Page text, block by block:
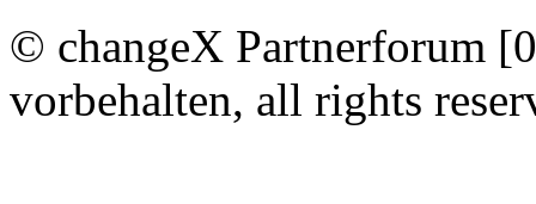
© changeX Partnerforum
vorbehalten, all rights